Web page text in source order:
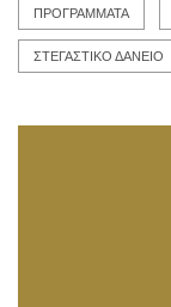
ΠΡΟΓΡΑΜΜΑΤΑ
ΣΤΕΓΑΣΤΙΚΟ ΔΑΝΕΙΟ